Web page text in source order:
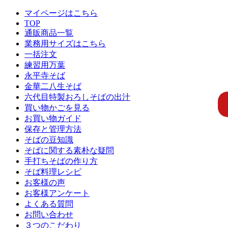
マイページはこちら
TOP
通販商品一覧
業務用サイズはこちら
一括注文
練習用万葉
永平寺そば
金華二八生そば
六代目特製おろしそばの出汁
買い物かごを見る
お買い物ガイド
保存と管理方法
そばの豆知識
そばに関する素朴な疑問
手打ちそばの作り方
そば料理レシピ
お客様の声
お客様アンケート
よくある質問
お問い合わせ
３つのこだわり